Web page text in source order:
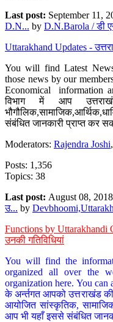
Last post: September 11,
D.N... by D.N.Barola / डी
Uttarakhand Updates -
You will find Latest
those news by our
Economical information
विभाग में आप
संबंधित जानकारी प्राप्त कर
Moderators: Rajendra Joshi
Posts: 1,356
Topics: 38
Last post: August 08,
उ... by
Functions by Uttarakhandi
उनकी गतिविधियां
You will find the
organized all over the
organization here. You can
के अर्न्तगत आपको उत्तराखंड की
आयोजित सांस्कृतिक,
आप भी यहाँ इससे संबंधित